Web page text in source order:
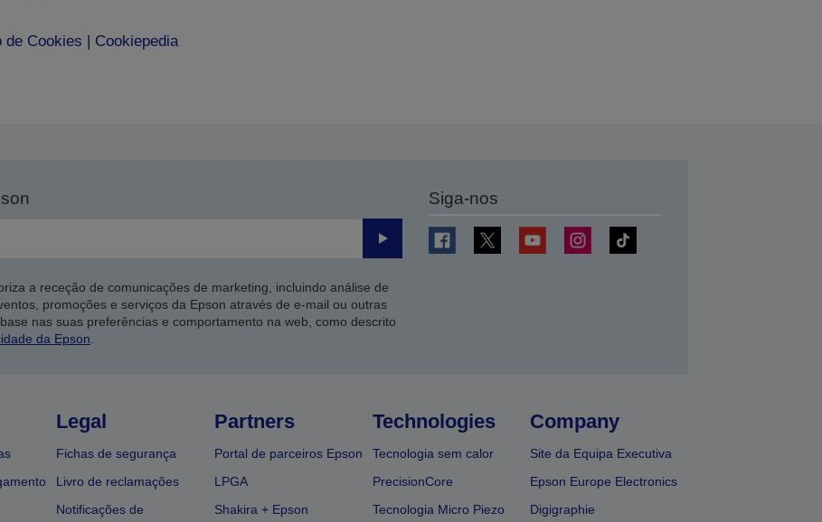
Cookies | Cookiepedia
Enviar
a receção de comunicações de marketing, incluindo análise de
promoções e serviços da Epson através de e-mail ou outras
nas suas preferências e comportamento na web, como descrito
da Epson
Siga-nos
Legal
Fichas de segurança
Livro de reclamações
Notificações de
Partners
Portal de parceiros Epson
LPGA
Shakira + Epson
Technologies
Tecnologia sem calor
PrecisionCore
Tecnologia Micro Piezo
Company
Site da Equipa Executiva
Epson Europe Electronics
Digigraphie